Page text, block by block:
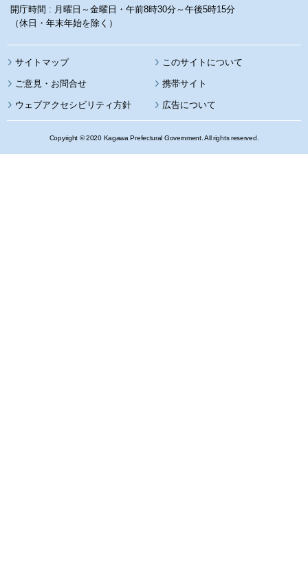
開庁時間 : 月曜日～金曜日・午前8時30分～午後5時15分
（休日・年末年始を除く）
サイトマップ このサイトについて
携帯サイト
ウェブアクセシビリティ方針 広告について
Copyright © 2020 Kagawa Prefectural Government. All rights reserved.